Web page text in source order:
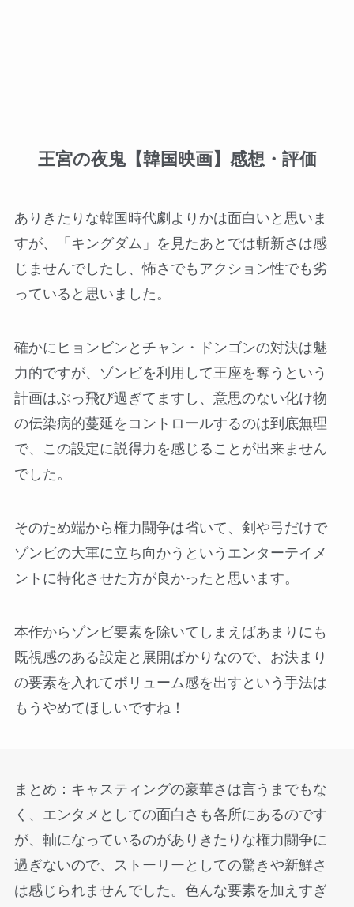
王宮の夜鬼【韓国映画】感想・評価
ありきたりな韓国時代劇よりかは面白いと思いま
すが、「キングダム」を見たあとでは斬新さは感
じませんでしたし、怖さでもアクション性でも劣
っていると思いました。
確かにヒョンビンとチャン・ドンゴンの対決は魅
力的ですが、ゾンビを利用して王座を奪うという
計画はぶっ飛び過ぎてますし、意思のない化け物
の伝染病的蔓延をコントロールするのは到底無理
で、この設定に説得力を感じることが出来ません
でした。
そのため端から権力闘争は省いて、剣や弓だけで
ゾンビの大軍に立ち向かうというエンターテイメ
ントに特化させた方が良かったと思います。
本作からゾンビ要素を除いてしまえばあまりにも
既視感のある設定と展開ばかりなので、お決まり
の要素を入れてボリューム感を出すという手法は
もうやめてほしいですね！
まとめ：キャスティングの豪華さは言うまでもな
く、エンタメとしての面白さも各所にあるのです
が、軸になっているのがありきたりな権力闘争に
過ぎないので、ストーリーとしての驚きや新鮮さ
は感じられませんでした。色んな要素を加えすぎ